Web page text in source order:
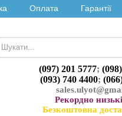
Оплата Гарантії
(097) 201 5777;
(093) 740 4400;
Рекордно
Безкоштовна